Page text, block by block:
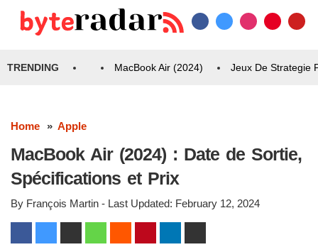
TRENDING MacBook Air (2024) Jeux De Strategie
Home Apple
MacBook Air (2024) : Date de Sortie,
Spécifications et Prix
By François Martin - Last Updated: February 12, 2024